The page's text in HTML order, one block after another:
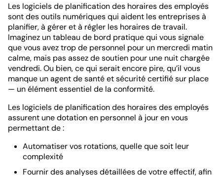
Les logiciels de planification des horaires des employés
sont des outils numériques qui aident les entreprises à
planifier, à gérer et à régler les horaires de travail.
Imaginez un tableau de bord pratique qui vous signale
que vous avez trop de personnel pour un mercredi matin
calme, mais pas assez de soutien pour une nuit chargée
vendredi. Ou bien, ce qui serait encore pire, qu’il vous
manque un agent de santé et sécurité certifié sur place
— un élément essentiel de la conformité.
Les logiciels de planification des horaires des employés
assurent une dotation en personnel à jour en vous
permettant de :
Automatiser vos rotations, quelle que soit leur
complexité
Fournir des analyses détaillées de votre effectif, afin